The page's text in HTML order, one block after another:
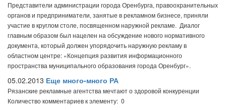
Представители администрации города Оренбурга, правоохранительных
органов и предприниматели, занятые в рекламном бизнесе, приняли
участие в круглом столе, посвященном наружной рекламе. Диалог
главным образом был нацелен на обсуждение нового нормативного
документа, который должен упорядочить наружную рекламу в
областном центре: «Концепция развития информационного
пространства муниципального образования города Оренбург».
05.02.2013 Еще много-много РА
Рязанские рекламные агентства мечтают о здоровой конкуренции
Количество комментариев к элементу: 0